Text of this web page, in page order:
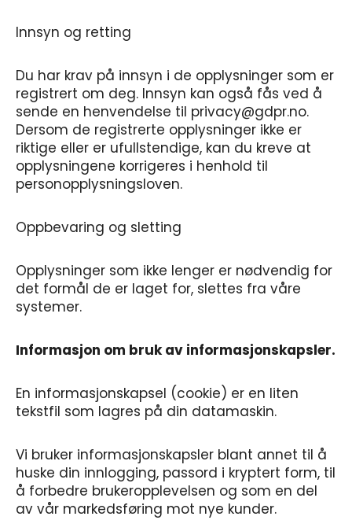
Innsyn og retting
Du har krav på innsyn i de opplysninger som er
registrert om deg. Innsyn kan også fås ved å
sende en henvendelse til privacy@gdpr.no.
Dersom de registrerte opplysninger ikke er
riktige eller er ufullstendige, kan du kreve at
opplysningene korrigeres i henhold til
personopplysningsloven.
Oppbevaring og sletting
Opplysninger som ikke lenger er nødvendig for
det formål de er laget for, slettes fra våre
systemer.
Informasjon om bruk av informasjonskapsler.
En informasjonskapsel (cookie) er en liten
tekstfil som lagres på din datamaskin.
Vi bruker informasjonskapsler blant annet til å
huske din innlogging, passord i kryptert form, til
å forbedre brukeropplevelsen og som en del
av vår markedsføring mot nye kunder.